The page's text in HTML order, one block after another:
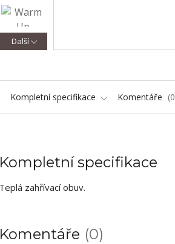
Další
Kompletní specifikace Komentáře 0
Kompletní specifikace
Teplá zahřívací obuv.
Komentáře 0